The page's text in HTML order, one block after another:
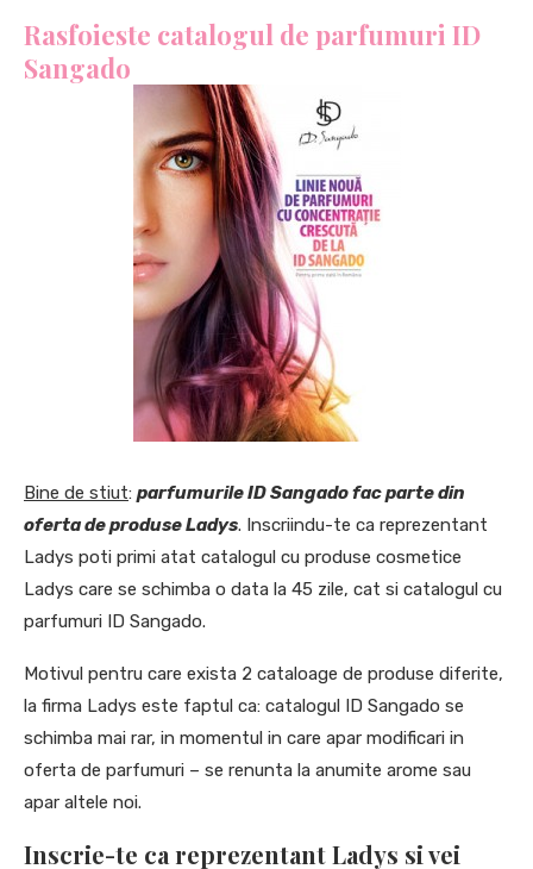
Rasfoieste catalogul de parfumuri ID
Sangado
Bine de stiut: parfumurile ID Sangado fac parte din
oferta de produse Ladys. Inscriindu-te ca reprezentant
Ladys poti primi atat catalogul cu produse cosmetice
Ladys care se schimba o data la 45 zile, cat si catalogul cu
parfumuri ID Sangado.
Motivul pentru care exista 2 cataloage de produse diferite,
la firma Ladys este faptul ca: catalogul ID Sangado se
schimba mai rar, in momentul in care apar modificari in
oferta de parfumuri – se renunta la anumite arome sau
apar altele noi.
Inscrie-te ca reprezentant Ladys si vei